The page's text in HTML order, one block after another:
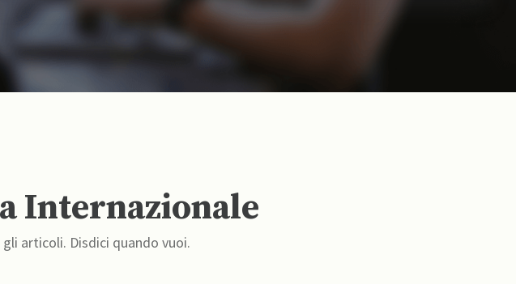
Internazionale
articoli. Disdici quando vuoi.